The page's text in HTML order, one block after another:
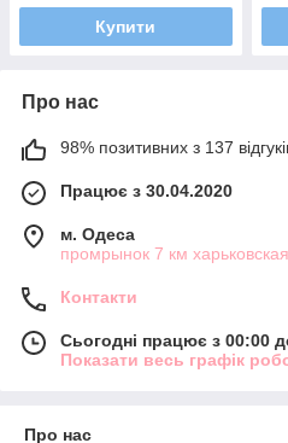
Купити
см
Про нас
98% позитивних з 137
Працює з 30.04.2020
м. Одеса
промрынок 7 км
Контакти
Сьогодні працює з 00:00
Показати весь графік
Про нас